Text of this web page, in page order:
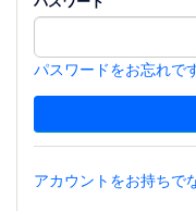
パスワードをお忘れで
アカウントをお持ちで